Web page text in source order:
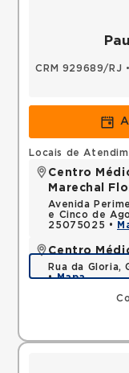
CRM 929689/RJ •
Locais de
Centro
Marechal
Avenida
e Cinco de
25075025 •
Centro
Rua da Gloria,
•Mapa